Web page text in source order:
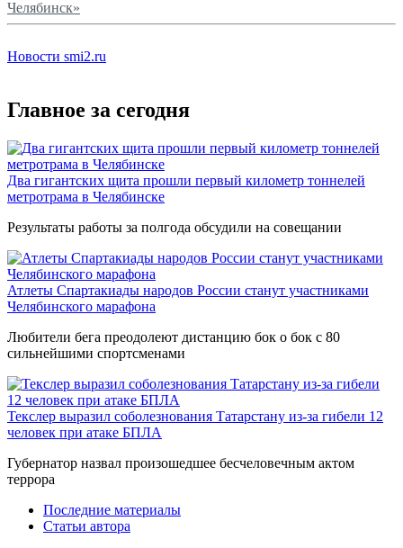
Челябинск»
Новости smi2.ru
Главное за сегодня
Два гигантских щита прошли первый километр тоннелей
метротрама в Челябинске
Результаты работы за полгода обсудили на совещании
Атлеты Спартакиады народов России станут участниками
Челябинского марафона
Любители бега преодолеют дистанцию бок о бок с 80
сильнейшими спортсменами
Текслер выразил соболезнования Татарстану из-за гибели 12
человек при атаке БПЛА
Губернатор назвал произошедшее бесчеловечным актом
террора
Последние материалы
Статьи автора